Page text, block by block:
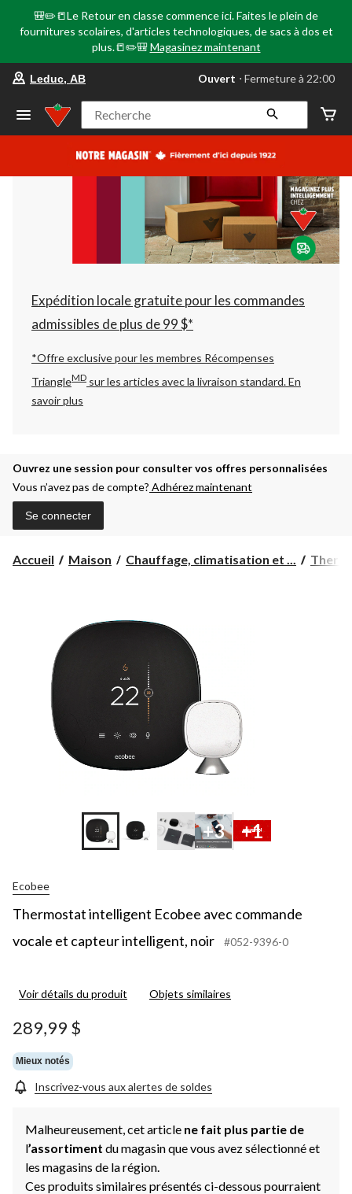
🎒✏️📒Le Retour en classe commence ici. Faites le plein de
fournitures scolaires, d'articles technologiques, de sacs à dos et
plus.📒✏️🎒 Magasinez maintenant
votre
préféré
Leduc,
AB,
courament
Fermeture
à
22:00
cliquer
pour
changer
Leduc, AB Ouvert ⋅ Fermeture à 22:00
Recherche
Expédition locale gratuite pour les commandes
admissibles de plus de 99 $*
*Offre exclusive pour les membres Récompenses
TriangleMD sur les articles avec la livraison standard.En
savoir plus
Ouvrez une session pour consulter vos offres personnalisées
Vous n’avez pas de compte? Adhérez maintenant
Se connecter
Accueil Maison Chauffage, climatisation et ...
+3 +1
Ecobee
Thermostat intelligent Ecobee avec commande
vocale et capteur intelligent, noir
#052-9396-0
Voir détails du produit Objets similaires
289,99 $
Mieux notés
Inscrivez-vous aux alertes de soldes
Malheureusement, cet article ne fait plus partie de
l’assortiment du magasin que vous avez sélectionné et
les magasins de la région.
Ces produits similaires présentés ci-dessous pourraient